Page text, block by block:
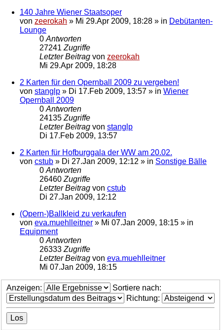
140 Jahre Wiener Staatsoper
von zeerokah » Mi 29.Apr 2009, 18:28 » in Debütanten-
Lounge
0 Antworten
27241 Zugriffe
Letzter Beitrag von zeerokah
Mi 29.Apr 2009, 18:28
2 Karten für den Opernball 2009 zu vergeben!
von stanglp » Di 17.Feb 2009, 13:57 » in Wiener
Opernball 2009
0 Antworten
24135 Zugriffe
Letzter Beitrag von stanglp
Di 17.Feb 2009, 13:57
2 Karten für Hofburggala der WW am 20.02.
von cstub » Di 27.Jan 2009, 12:12 » in Sonstige Bälle
0 Antworten
26460 Zugriffe
Letzter Beitrag von cstub
Di 27.Jan 2009, 12:12
(Opern-)Ballkleid zu verkaufen
von eva.muehlleitner » Mi 07.Jan 2009, 18:15 » in
Equipment
0 Antworten
26333 Zugriffe
Letzter Beitrag von eva.muehlleitner
Mi 07.Jan 2009, 18:15
Anzeigen:
Sortiere nach:
Richtung: